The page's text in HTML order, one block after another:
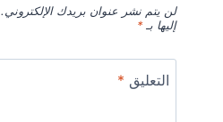
لن يتم نشر عنوان بريدك الإلكتروني.
إليها بـ*
التعليق *